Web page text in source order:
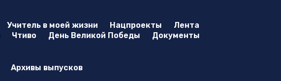
Учитель в моей жизни Нацпроекты
Лента
Чтиво День Великой Победы
Документы
Архивы выпусков